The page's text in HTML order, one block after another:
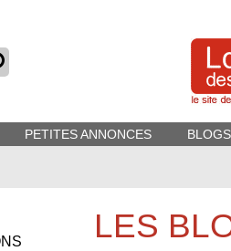
PETITES ANNONCES
LES